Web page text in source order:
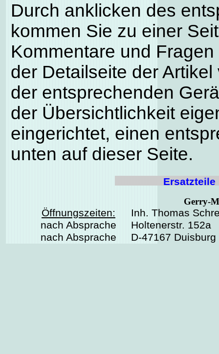
Durch anklicken des
kommen Sie zu einer
Kommentare und
der Detailseite der
der entsprechenden
der Übersichtlichkeit
eingerichtet, einen
unten auf dieser Seite.
Ersatzteile
Gerry-
Öffnungszeiten:
Inh. Thomas
nach Absprache
Holtenerstr. 152a
nach Absprache
D-47167 Duisburg